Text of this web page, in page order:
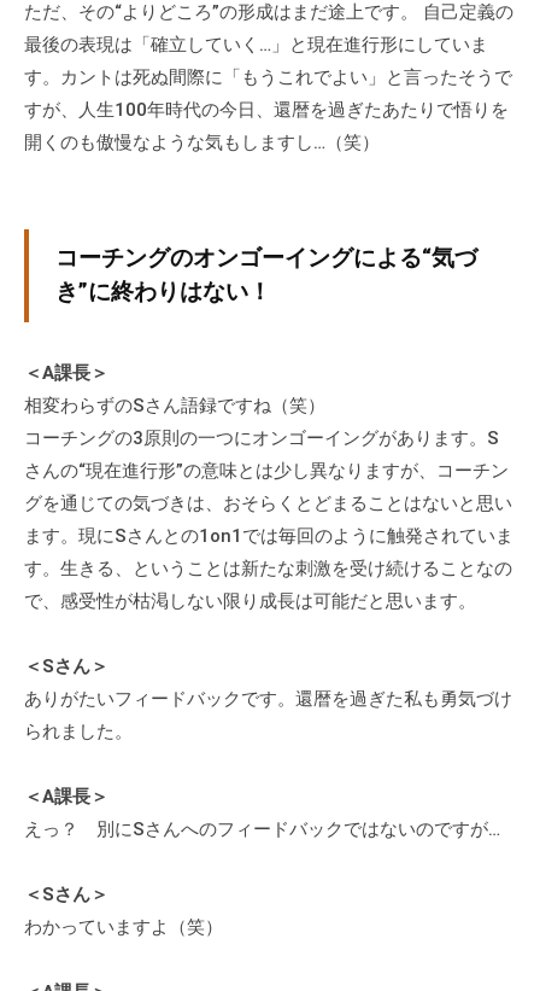
を
社
内
に
導
た
小
の
方
な
ど
、
コ
ー
ン
グ
る
こ
は
お
ただ、その“よりどころ”の形成はまだ途上です。 自己定義の
最後の表現は「確立していく…」と現在進行形にしていま
す。カントは死ぬ間際に「もうこれでよい」と言ったそうで
すが、人生100年時代の今日、還暦を過ぎたあたりで悟りを
開くのも傲慢なような気もしますし…（笑）
コーチングのオンゴーイングによる“気づ
き”に終わりはない！
＜A課長＞
相変わらずのSさん語録ですね（笑）
コーチングの3原則の一つにオンゴーイングがあります。S
さんの“現在進行形”の意味とは少し異なりますが、コーチン
グを通じての気づきは、おそらくとどまることはないと思い
ます。現にSさんとの1on1では毎回のように触発されていま
す。生きる、ということは新たな刺激を受け続けることなの
で、感受性が枯渇しない限り成長は可能だと思います。
＜Sさん＞
ありがたいフィードバックです。還暦を過ぎた私も勇気づけ
られました。
＜A課長＞
えっ？ 別にSさんへのフィードバックではないのですが…
＜Sさん＞
わかっていますよ（笑）